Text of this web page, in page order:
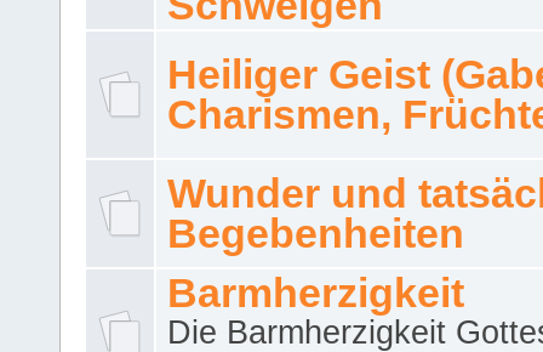
Heiliger Geist
Charismen,
Wunder und
Begebenheiten
Barmherzigkeit
Die Barmherzigkeit